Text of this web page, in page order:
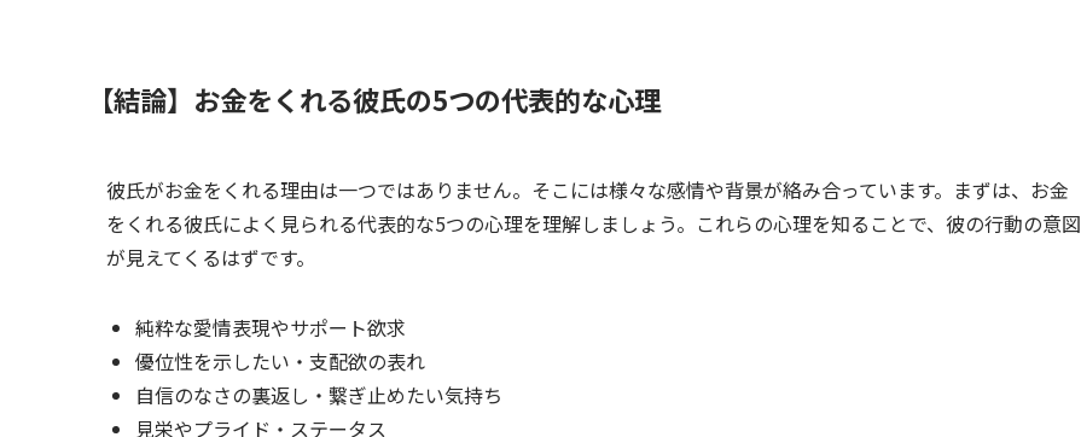
【結論】お金をくれる彼氏の5つの代表的な心理
彼氏がお金をくれる理由は一つではありません。そこには様々な感情や背景が絡み合っています。まずは、お金
をくれる彼氏によく見られる代表的な5つの心理を理解しましょう。これらの心理を知ることで、彼の行動の意図
が見えてくるはずです。
純粋な愛情表現やサポート欲求
優位性を示したい・支配欲の表れ
自信のなさの裏返し・繋ぎ止めたい気持ち
見栄やプライド・ステータス